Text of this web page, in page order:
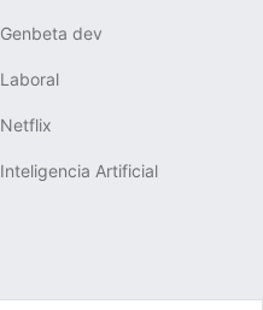
Genbeta dev
Laboral
Netflix
Inteligencia Artificial